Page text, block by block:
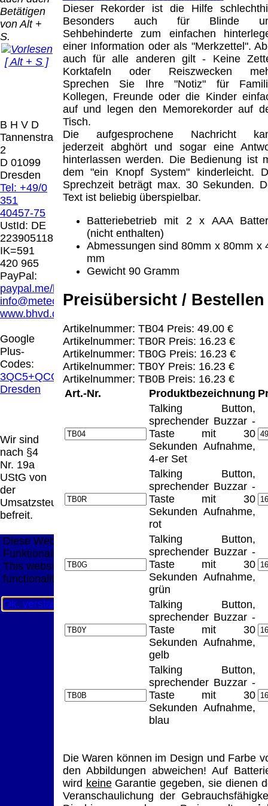
Betätigen
von Alt +
S.
[ Alt + S ]
B H V D
Tannenstrasse
2
D 01099
Dresden
Tel: +49/0
351
40457-75
UstId: DE
223905118
IK=591
420 965
PayPal:
paypal.me/blindenhilfsmittel
info@meteor.vision
www.bhvd.de
Google
Plus-
Codes:
3QC5+QCG
Dresden
Wir sind
nach §4
Nr. 19a
UStG von
der
Umsatzsteuer
befreit.
Dieser Rekorder ist die Hilfe
Besonders auch für Blinde
Sehbehinderte zum einfachen
einer Information oder als "Merkzettel".
auch für alle anderen gilt - Keine
Korktafeln oder Reiszwecken
Sprechen Sie Ihre "Notiz" für
Kollegen, Freunde oder die Kinder
auf und legen den Memorekorder auf
Tisch.
Die aufgesprochene Nachricht
jederzeit abghört und sogar eine
hinterlassen werden. Die Bedienung ist
dem "ein Knopf System" kinderleicht.
Sprechzeit beträgt max. 30 Sekunden.
Text ist beliebig überspielbar.
Batteriebetrieb mit 2 x AAA
(nicht enthalten)
Abmessungen sind 80mm x 80mm x
mm
Gewicht 90 Gramm
Preisübersicht / Bestellen
Artikelnummer: TB04 Preis: 49.00 €
Artikelnummer: TB0R Preis: 16.23 €
Artikelnummer: TB0G Preis: 16.23 €
Artikelnummer: TB0Y Preis: 16.23 €
Artikelnummer: TB0B Preis: 16.23 €
Art.-Nr.
Produktbezeichnung
Talking Button,
sprechender Buzzar -
Taste mit 30
Sekunden Aufnahme,
4-er Set
Talking Button,
sprechender Buzzar -
Taste mit 30
Sekunden Aufnahme,
rot
Talking Button,
sprechender Buzzar -
Taste mit 30
Sekunden Aufnahme,
grün
Talking Button,
sprechender Buzzar -
Taste mit 30
Sekunden Aufnahme,
gelb
Talking Button,
sprechender Buzzar -
Taste mit 30
Sekunden Aufnahme,
blau
Die Waren können im Design und Farbe
den Abbildungen abweichen! Auf
wird keineGarantie gegeben, sie dienen
Veranschaulichung der
Der Versand erfolgt
als versichertes
Paket.
Selbstabholung
vom Büro oder
von
Ausstellungen:
0.00 €
Versandart
erhalten Sie per
Email z.B. einen
Lizenzschlüssel
und die
Rechnung /
Lieferschein. Sie
erhalten also
keinen
Die in diesem Dokument genannten
Warenzeichen sind Eigentum der jeweiligen
Firmen. Preisänderungen, Irrtümer und
technische Änderungen vorbehalten.
letzte Änderung: 9. Mai 2026 Blinden
Hilfsmittel Vertrieb Dresden,
Mit einem Urteil vom 12.05.1998 - 312 O
85/98 - Haftung für Links hat das Landgericht
Hamburg entschieden, dass man durch die
Anbringung eines Links, die Inhalte der
gelinkten Seite ggf. mit zu verantworten hat.
Dieses kann nur dadurch verhindert werden,
dass man sich ausdrücklich von diesen
Inhalten distanziert. Hiermit distanzieren wir
uns ausdrücklich von allen Inhalten, aller
gelinkten Seiten auf unserer Homepage und
machen uns diese Inhalte nicht zu eigen.
Diese Erklärung gilt für alle auf unserer
Homepage angebrachten Links.
Die Europäische Kommission stellt eine
Plattform zur Online-Streitbeilegung (OS)
bereit. Die Plattform finden Sie unter
http://ec.europa.eu/consumers/odr/Unsere E-
Mailadresse lautet:
info@meteor.vision
Seitenanfang
AGB Widerruf
Datenschutz
Kontakt Links
Katalog (PDF) Sitemap
2026
Wir
große Anzeige
Diese Website nutzt Cookies, um bestmögliche
Funktionalität bieten zu können.
This website uses cookies to provide the best possible
functionality.
Ok, verstanden